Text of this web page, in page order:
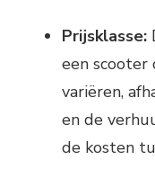
Prijsklasse:
een
variëren,
en de
de kosten